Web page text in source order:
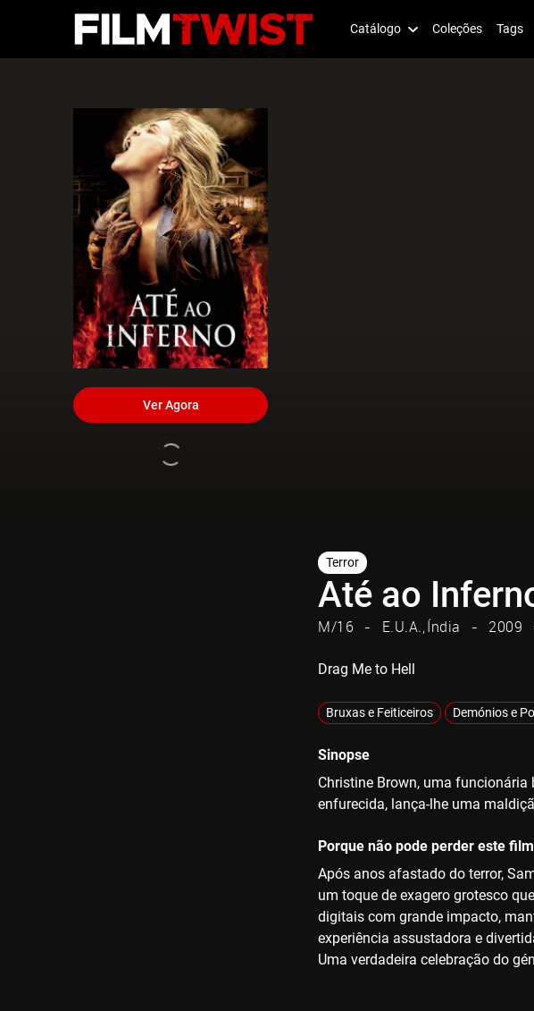
Catálogo Coleções Tags
Ver Agora
Terror
Até ao
M/16 E.U.A. Índia 2009
Drag Me to Hell
Bruxas e Feiticeiros Demónios e
Sinopse
Christine Brown, uma
enfurecida, lança-lhe uma
Porque não pode perder este
Após anos afastado do terror,
um toque de exagero grotesco
digitais com grande impacto,
experiência assustadora e
Uma verdadeira celebração do